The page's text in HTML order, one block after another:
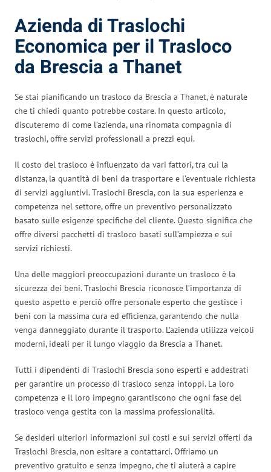
Azienda di Traslochi
Economica per il Trasloco
da Brescia a Thanet
Se stai pianificando un trasloco da Brescia a Thanet, è naturale
che ti chiedi quanto potrebbe costare. In questo articolo,
discuteremo di come l’azienda, una rinomata compagnia di
traslochi, offre servizi professionali a prezzi equi.
Il costo del trasloco è influenzato da vari fattori, tra cui la
distanza, la quantità di beni da trasportare e l’eventuale richiesta
di servizi aggiuntivi. Traslochi Brescia, con la sua esperienza e
competenza nel settore, offre un preventivo personalizzato
basato sulle esigenze specifiche del cliente. Questo significa che
offre diversi pacchetti di trasloco basati sull’ampiezza e sui
servizi richiesti.
Una delle maggiori preoccupazioni durante un trasloco è la
sicurezza dei beni. Traslochi Brescia riconosce l’importanza di
questo aspetto e perciò offre personale esperto che gestisce i
beni con la massima cura ed efficienza, garantendo che nulla
venga danneggiato durante il trasporto. L’azienda utilizza veicoli
moderni, ideali per il lungo viaggio da Brescia a Thanet.
Tutti i dipendenti di Traslochi Brescia sono esperti e addestrati
per garantire un processo di trasloco senza intoppi. La loro
competenza e il loro impegno garantiscono che ogni fase del
trasloco venga gestita con la massima professionalità.
Se desideri ulteriori informazioni sui costi e sui servizi offerti da
Traslochi Brescia, non esitare a contattarci. Offriamo un
preventivo gratuito e senza impegno, che ti aiuterà a capire